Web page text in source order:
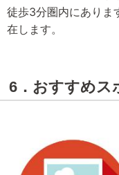
徒歩3分圏内にありま
在します。
6．おすすめス